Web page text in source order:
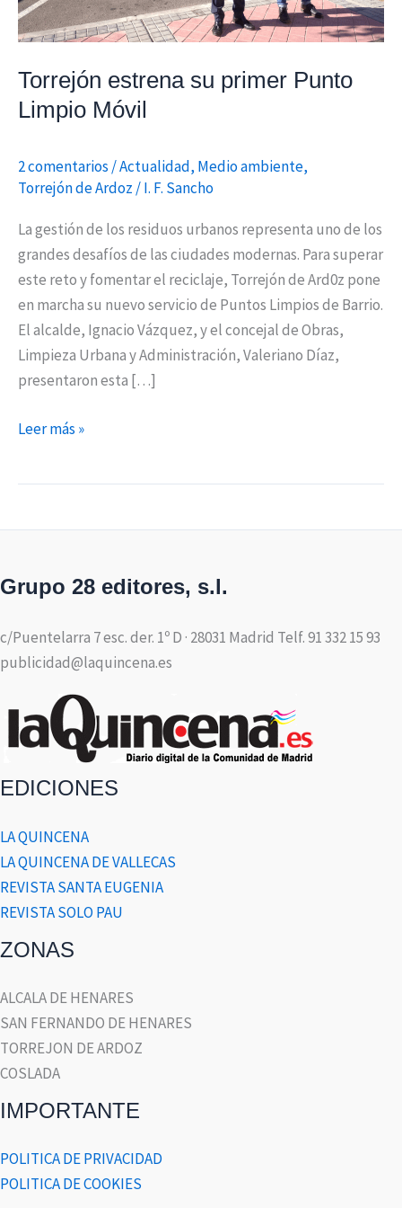
Torrejón estrena su primer Punto
Limpio Móvil
2 comentarios /Actualidad, Medio ambiente,
Torrejón de Ardoz /I. F. Sancho
La gestión de los residuos urbanos representa uno de los
grandes desafíos de las ciudades modernas. Para superar
este reto y fomentar el reciclaje, Torrejón de Ard0z pone
en marcha su nuevo servicio de Puntos Limpios de Barrio.
El alcalde, Ignacio Vázquez, y el concejal de Obras,
Limpieza Urbana y Administración, Valeriano Díaz,
presentaron esta […]
Leer más »
Grupo 28 editores, s.l.
c/Puentelarra 7 esc. der. 1º D · 28031 Madrid Telf. 91 332 15 93
publicidad@laquincena.es
EDICIONES
LA QUINCENA
LA QUINCENA DE VALLECAS
REVISTA SANTA EUGENIA
REVISTA SOLO PAU
ZONAS
ALCALA DE HENARES
SAN FERNANDO DE HENARES
TORREJON DE ARDOZ
COSLADA
IMPORTANTE
POLITICA DE PRIVACIDAD
POLITICA DE COOKIES